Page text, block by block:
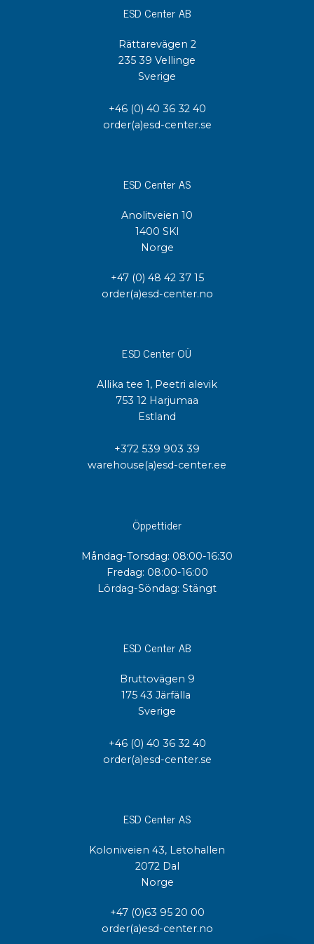
ESD Center AB
Rättarevägen 2
235 39 Vellinge
Sverige
+46 (0) 40 36 32 40
order(a)esd-center.se
ESD Center AS
Anolitveien 10
1400 SKI
Norge
+47 (0) 48 42 37 15
order(a)esd-center.no
ESD Center OÜ
Allika tee 1, Peetri alevik
753 12 Harjumaa
Estland
+372 539 903 39
warehouse(a)esd-center.ee
Öppettider
Måndag-Torsdag: 08:00-16:30
Fredag: 08:00-16:00
Lördag-Söndag: Stängt
ESD Center AB
Bruttovägen 9
175 43 Järfälla
Sverige
+46 (0) 40 36 32 40
order(a)esd-center.se
ESD Center AS
Koloniveien 43, Letohallen
2072 Dal
Norge
+47 (0)63 95 20 00
order(a)esd-center.no